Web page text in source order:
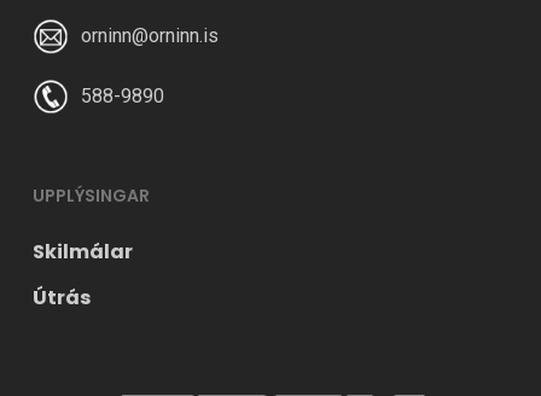
orninn@orninn.is
588-9890
UPPLÝSINGAR
Skilmálar
Útrás